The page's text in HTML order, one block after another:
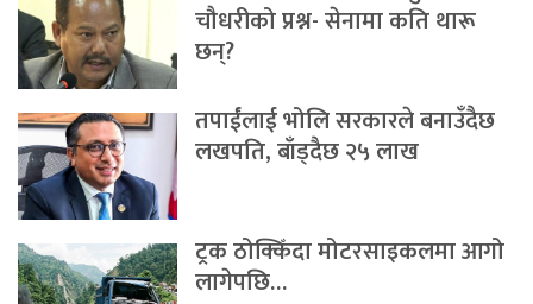
चौधरीको प्रश्न- सेनामा कति थारू
छन्?
तपाईंलाई भोलि सरकारले बनाउँदैछ
लखपति, बाँड्दैछ २५ लाख
ट्रक ठोक्किँदा मोटरसाइकलमा आगो
लागेपछि…